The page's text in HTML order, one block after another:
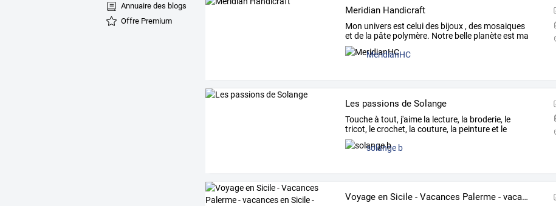
Annuaire des blogs
Offre Premium
Meridian Handicraft
Mon universest celuides bijoux,des mosaiques
et de la pâte polymère. Notre belle planèteest ma
source
MeridianHC
Les passions de Solange
Toucheà tout, j'aime la lecture, la broderie, le
tricot, lecrochet, la couture, la peintureet le
dessin,
solange b
Voyage en Sicile - Vacances Palerme - vacances en Sicile - Voyager